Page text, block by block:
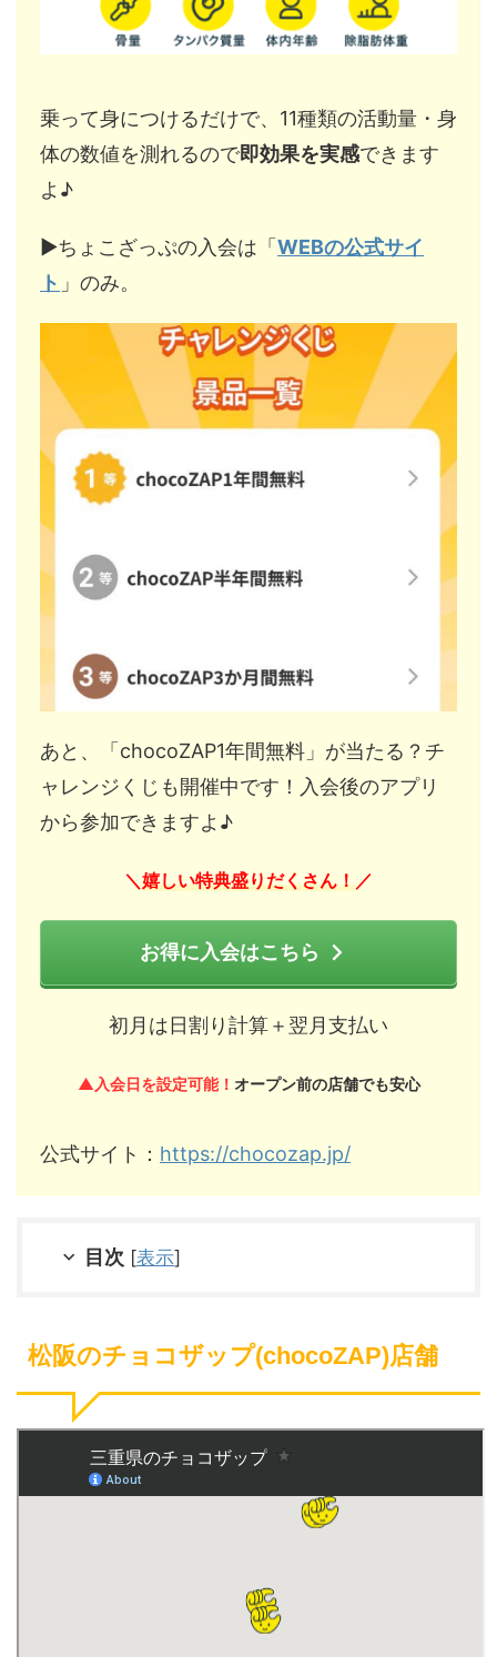
乗って身につけるだけで、11種類の活動量・身
体の数値を測れるので即効果を実感できます
よ♪
▶︎ちょこざっぷの入会は「 WEBの公式サイ
ト 」のみ。
あと、「chocoZAP1年間無料」が当たる？チ
ャレンジくじも開催中です！入会後のアプリ
から参加できますよ♪
＼ 嬉しい特典盛りだくさん！ ／
お得に入会はこちら
初月は日割り計算＋翌月支払い
▲入会日を設定可能！ オープン前の店舗でも安心
公式サイト： https://chocozap.jp/
目次 [表示]
松阪のチョコザップ(chocoZAP)店舗